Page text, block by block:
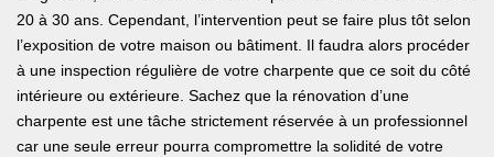
20 à 30 ans. Cependant, l’intervention peut se faire plus tôt selon
l’exposition de votre maison ou bâtiment. Il faudra alors procéder
à une inspection régulière de votre charpente que ce soit du côté
intérieure ou extérieure. Sachez que la rénovation d’une
charpente est une tâche strictement réservée à un professionnel
car une seule erreur pourra compromettre la solidité de votre